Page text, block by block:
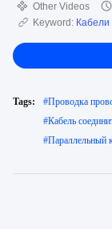
Other Videos
Keyword:
Tags: #Проводка
#Кабель
#Параллельный